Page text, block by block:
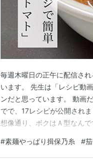
毎週木曜日の正午に配信さ
います。 先生は「レシピ動
ンだと思っています。 動画
でで、17レシピが公開され
想像通り、ボクはＡ型なん
後日に回して、今夜は「茄
めの良い茄子が売られてい
#素麺やっぱり揖保乃糸 #